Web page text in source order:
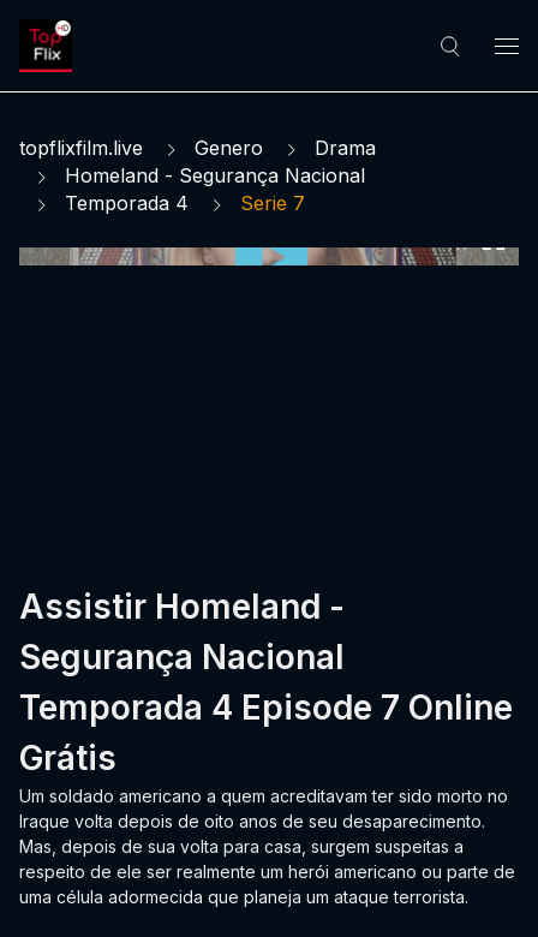
topflixfilm.live Genero
Drama
Homeland - Segurança Nacional
Temporada 4
Serie 7
Assistir Homeland -
Segurança Nacional
Temporada 4 Episode 7 Online
Grátis
Um soldado americano a quem acreditavam ter sido morto no
Iraque volta depois de oito anos de seu desaparecimento.
Mas, depois de sua volta para casa, surgem suspeitas a
respeito de ele ser realmente um herói americano ou parte de
uma célula adormecida que planeja um ataque terrorista.